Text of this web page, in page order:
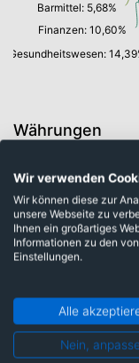
Gesundheitswesen:
Finanzen: 10,60%
Barmittel: 5,68%
Währungen
Euro:
Südkoreanischer Won: 6,09%
Pfund Sterling: 5,22%
Hongkong Dollar: 4,23%
Japanische Yen: 3,79%
Wir verwenden
Wir können diese zur
unsere Webseite zu
Ihnen ein großartiges
Informationen zu den
Einstellungen.
Alle
Nein,